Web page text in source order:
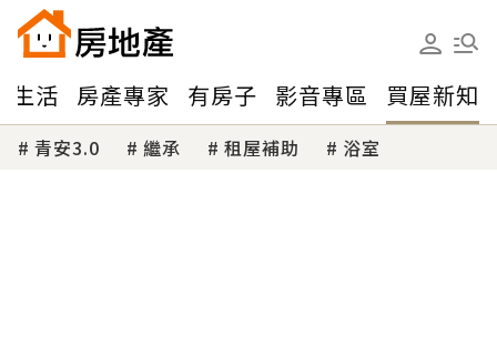
生活 房產專家 有房子 影音專區 買屋新知
青安3.0 繼承 租屋補助 浴室